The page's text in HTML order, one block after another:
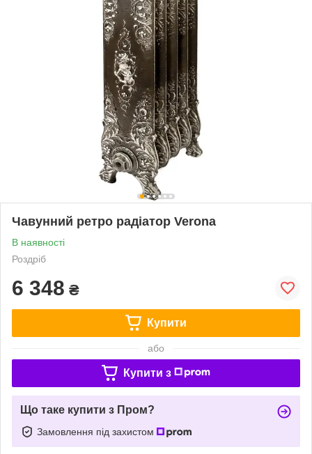
Чавунний ретро радіатор Verona
В наявності
Роздріб
6 348 ₴
Купити
або
Купити з
Що таке купити з Пром?
Замовлення під захистом